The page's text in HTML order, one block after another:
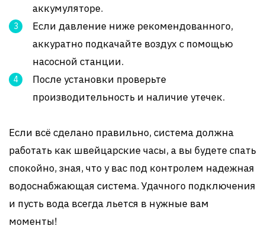
аккумуляторе.
Если давление ниже рекомендованного,
аккуратно подкачайте воздух с помощью
насосной станции.
После установки проверьте
производительность и наличие утечек.
Если всё сделано правильно, система должна
работать как швейцарские часы, а вы будете спать
спокойно, зная, что у вас под контролем надежная
водоснабжающая система. Удачного подключения
и пусть вода всегда льется в нужные вам
моменты!